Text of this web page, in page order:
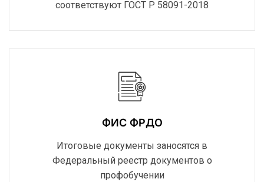
соответствуют ГОСТ Р 58091-2018
ФИС ФРДО
Итоговые документы заносятся в
Федеральный реестр документов о
профобучении